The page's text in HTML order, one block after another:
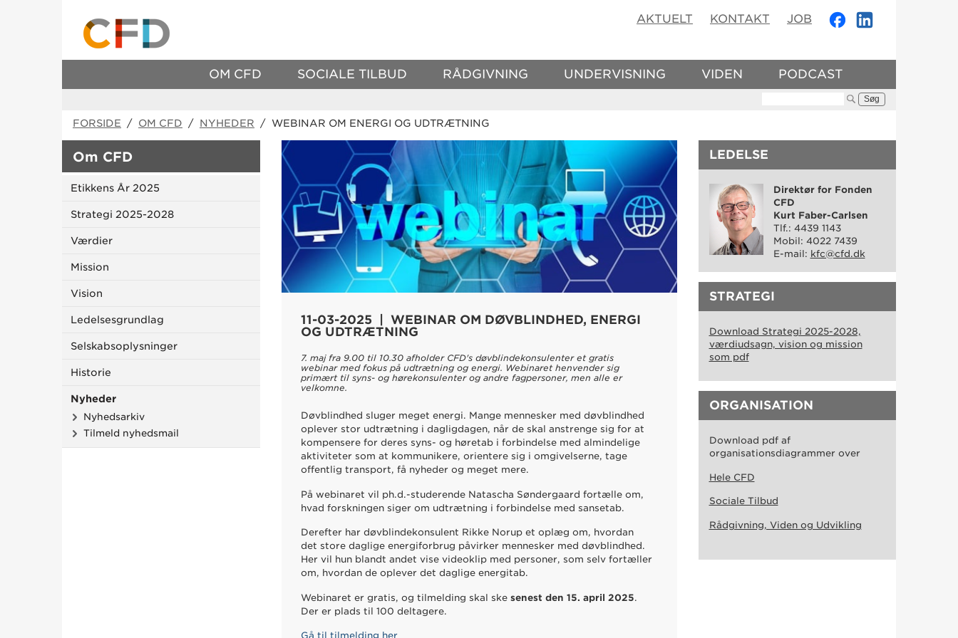
AKTUELT KONTAKT JOB
OM CFD SOCIALE TILBUD RÅDGIVNING UNDERVISNING VIDEN PODCAST
FORSIDE / OM CFD / NYHEDER / WEBINAR OM ENERGI OG UDTRÆTNING
Om CFD
Etikkens År 2025
Strategi 2025-2028
Værdier
Mission
Vision
Ledelsesgrundlag
Selskabsoplysninger
Historie
Nyheder
Nyhedsarkiv
Tilmeld nyhedsmail
11-03-2025 | WEBINAR OM DØVBLINDHED, ENERGI
OG UDTRÆTNING
7. maj fra 9.00 til 10.30 afholder CFD's døvblindekonsulenter et gratis
webinar med fokus på udtrætning og energi. Webinaret henvender sig
primært til syns- og hørekonsulenter og andre fagpersoner, men alle er
velkomne.
Døvblindhed sluger meget energi. Mange mennesker med døvblindhed
oplever stor udtrætning i dagligdagen, når de skal anstrenge sig for at
kompensere for deres syns- og høretab i forbindelse med almindelige
aktiviteter som at kommunikere, orientere sig i omgivelserne, tage
offentlig transport, få nyheder og meget mere.
På webinaret vil ph.d.-studerende Natascha Søndergaard fortælle om,
hvad forskningen siger om udtrætning i forbindelse med sansetab.
Derefter har døvblindekonsulent Rikke Norup et oplæg om, hvordan
det store daglige energiforbrug påvirker mennesker med døvblindhed.
Her vil hun blandt andet vise videoklip med personer, som selv fortæller
om, hvordan de oplever det daglige energitab.
Webinaret er gratis, og tilmelding skal skesenest den 15. april 2025.
Der er plads til 100 deltagere.
Gå til tilmelding her
LEDELSE
Direktør for Fonden
CFD
Kurt Faber-Carlsen
Tlf.: 4439 1143
Mobil: 4022 7439
E-mail: kfc@cfd.dk
STRATEGI
Download Strategi 2025-2028,
værdiudsagn, vision og mission
som pdf
ORGANISATION
Download pdf af
organisationsdiagrammer over
Hele CFD
Sociale Tilbud
Rådgivning, Viden og Udvikling